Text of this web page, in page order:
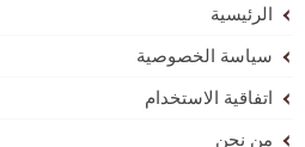
الرئيسية
سياسة الخصوصية
اتفاقية الاستخدام
من نحن